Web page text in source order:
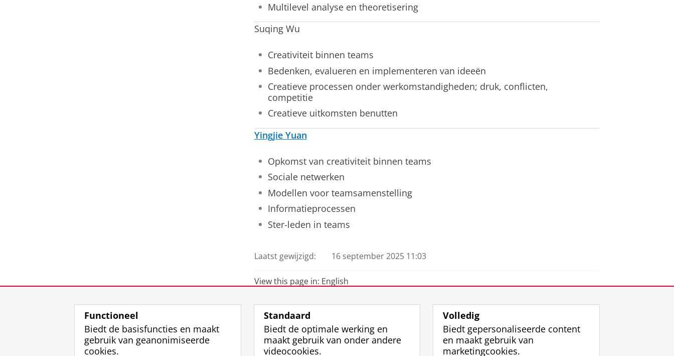
Multilevel analyse en theoretisering
Suqing Wu
Creativiteit binnen teams
Bedenken, evalueren en implementeren van ideeën
Creatieve processen onder werkomstandigheden; druk, conflicten,
competitie
Creatieve uitkomsten benutten
Yingjie Yuan
Opkomst van creativiteit binnen teams
Sociale netwerken
Modellen voor teamsamenstelling
Informatieprocessen
Ster-leden in teams
Laatst gewijzigd: 16 september 2025 11:03
View this page in: English
Functioneel
Biedt de basisfuncties en maakt
gebruik van geanonimiseerde
cookies.
Standaard
Biedt de optimale werking en
maakt gebruik van onder andere
videocookies.
Volledig
Biedt gepersonaliseerde content
en maakt gebruik van
marketingcookies.